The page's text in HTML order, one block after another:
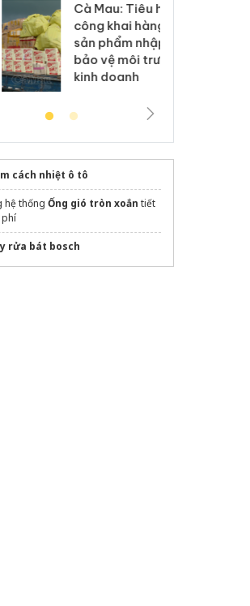
Cà Mau: Tiêu hủy
công khai hàng ngàn
sản phẩm nhập lậu,
bảo vệ môi trường
kinh doanh
cách nhiệt ô tô
hệ thống Ống gió tròn xoắn tiết
phí
rửa bát bosch